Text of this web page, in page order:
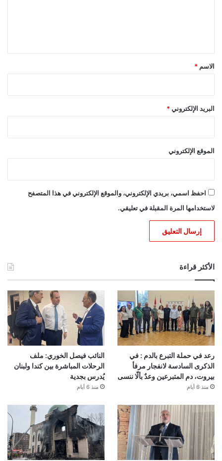
*
الاسم *
البريد الإلكتروني *
الموقع الإلكتروني
احفظ اسمي، بريدي الإلكتروني، والموقع الإلكتروني في هذا المتصفح
لاستخدامها المرة المقبلة في تعليقي.
الأكثر قراءة
رعد في حملة التبرع بالدم : في
الذكرى السادسة لانفجار مرفأ
بيروت، دم المتبرعين وعدٌ بألّا ننسى
منذ 6 أيام
النائب فيصل الخوري: ملف
الرحلات المباشرة بين كندا ولبنان
يُدرس بجدية
منذ 6 أيام